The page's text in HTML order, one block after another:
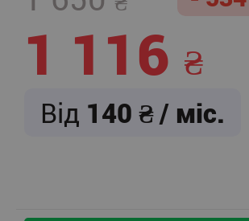
1 116
Від 140 / міс.